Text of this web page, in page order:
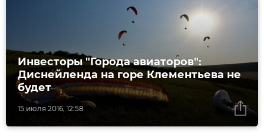
15 июля 2016, 12:58
Инвесторы "Города авиаторов":
Диснейленда на горе Клементьева не
будет